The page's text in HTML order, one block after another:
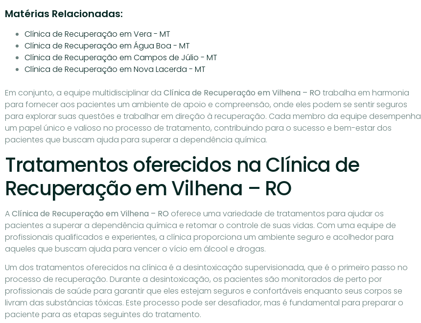
Matérias Relacionadas:
Clínica de Recuperação em Vera - MT
Clínica de Recuperação em Água Boa - MT
Clínica de Recuperação em Campos de Júlio - MT
Clínica de Recuperação em Nova Lacerda - MT
Em conjunto, a equipe multidisciplinar da Clínica de Recuperação em Vilhena – RO trabalha em harmonia
para fornecer aos pacientes um ambiente de apoio e compreensão, onde eles podem se sentir seguros
para explorar suas questões e trabalhar em direção à recuperação. Cada membro da equipe desempenha
um papel único e valioso no processo de tratamento, contribuindo para o sucesso e bem-estar dos
pacientes que buscam ajuda para superar a dependência química.
Tratamentos oferecidos na Clínica de
Recuperação em Vilhena – RO
AClínica de Recuperação em Vilhena – RO oferece uma variedade de tratamentos para ajudar os
pacientes a superar a dependência química e retomar o controle de suas vidas. Com uma equipe de
profissionais qualificados e experientes, a clínica proporciona um ambiente seguro e acolhedor para
aqueles que buscam ajuda para vencer o vício em álcool e drogas.
Um dos tratamentos oferecidos na clínica é a desintoxicação supervisionada, que é o primeiro passo no
processo de recuperação. Durante a desintoxicação, os pacientes são monitorados de perto por
profissionais de saúde para garantir que eles estejam seguros e confortáveis ​​enquanto seus corpos se
livram das substâncias tóxicas. Este processo pode ser desafiador, mas é fundamental para preparar o
paciente para as etapas seguintes do tratamento.